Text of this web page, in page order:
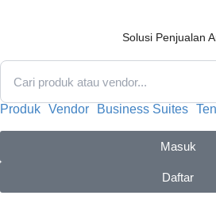
Solusi Penjualan
Produk Vendor Business Suites
Masuk
Daftar